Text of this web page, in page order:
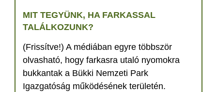
MIT TEGYÜNK, HA FARKASSAL
TALÁLKOZUNK?
(Frissítve!) A médiában egyre többször
olvasható, hogy farkasra utaló nyomokra
bukkantak a Bükki Nemzeti Park
Igazgatóság működésének területén.